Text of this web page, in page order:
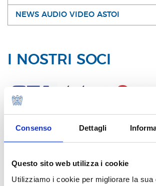
Consenso Dettagli
Questo sito web utilizza i cookie
Utilizziamo i cookie per migliorare la sua
NEWS AUDIO VIDEO ASTOI
I NOSTRI SOCI